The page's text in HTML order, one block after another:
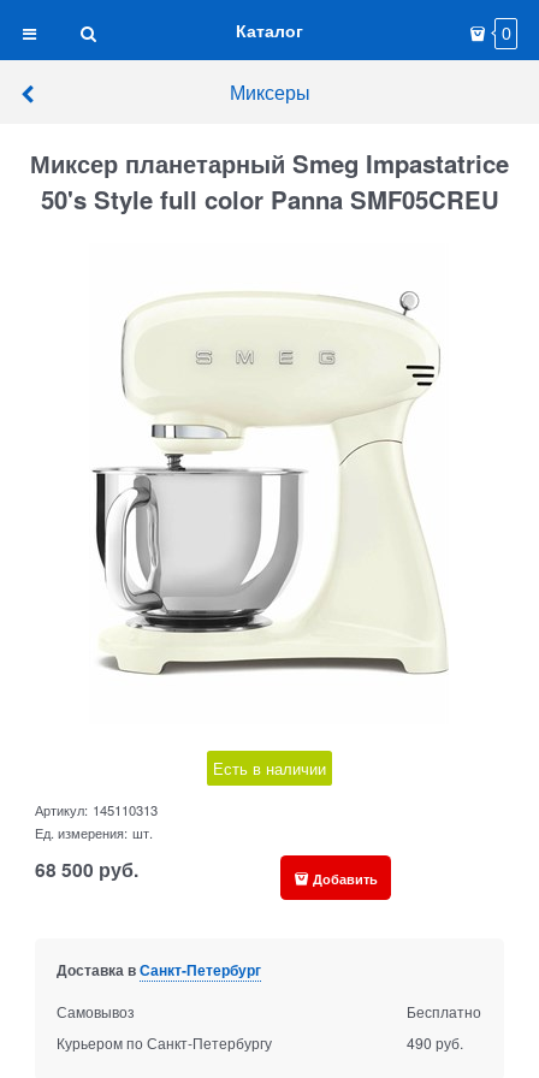
Каталог 0
Миксеры
Миксер планетарный Smeg Impastatrice
50's Style full color Panna SMF05CREU
Есть в наличии
Артикул: 145110313
Ед. измерения: шт.
68 500 руб. Добавить
Доставка вСанкт-Петербург
Самовывоз
Бесплатно
Курьером по Санкт-Петербургу
490 руб.